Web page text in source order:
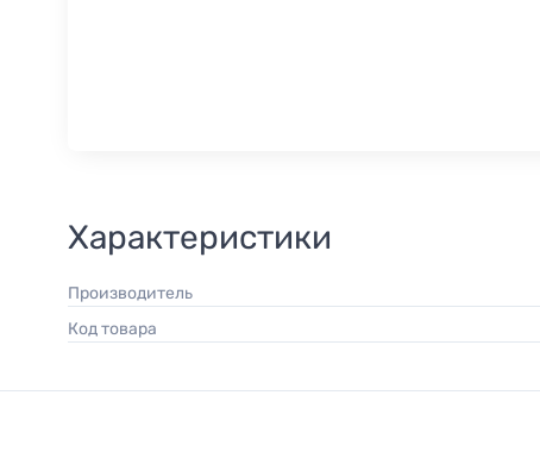
Характеристики
Производитель
Код товара